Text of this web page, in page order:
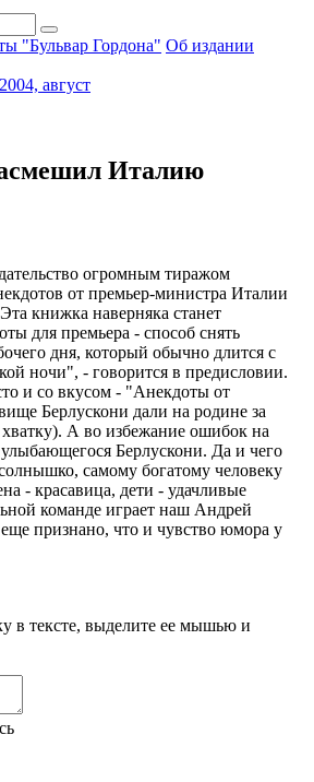
"Бульвар Гордона" Об издании
август
Италию
огромным тиражом
от премьер-министра Италии
книжка наверняка станет
для премьера - способ снять
дня, который обычно длится с
ночи", - говорится в предисловии.
и со вкусом - "Анекдоты от
Берлускони дали на родине за
А во избежание ошибок на
Берлускони. Да и чего
самому богатому человеку
- красавица, дети - удачливые
команде играет наш Андрей
признано, что и чувство юмора у
в тексте, выделите ее мышью и